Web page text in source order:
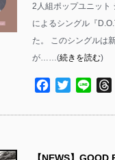
2人組ポップユニット
によるシングル『
た。 このシングルは
が……(続きを読む)
Facebook
TwitterLine
【NEWS】